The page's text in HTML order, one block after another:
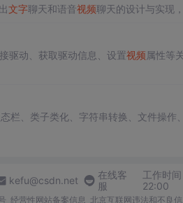
文字聊天和语音视频聊天的设计与实现
驱动、获取驱动信息、设置视频属性等
栏、类子类化、字符串转换、文件操作
kefu@csdn.net
在线客
服
工作时
22:00
经营性网站备案信息 北京互联网违法和不良